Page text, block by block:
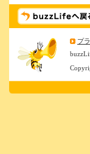
プ